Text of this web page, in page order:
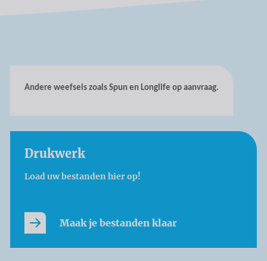
Andere weefsels zoals Spun en Longlife op aanvraag.
Drukwerk
Load uw bestanden hier op!
Maak je bestanden klaar